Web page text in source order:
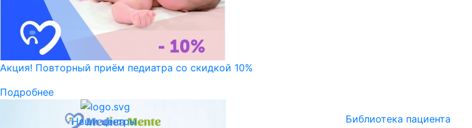
Акция! Повторный приём педиатра со скидкой 10%
Подробнее
Библиотека пациента
Наши центры